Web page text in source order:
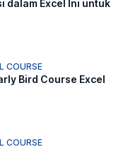
dalam Excel Ini untuk
COURSE
Bird Course Excel
COURSE